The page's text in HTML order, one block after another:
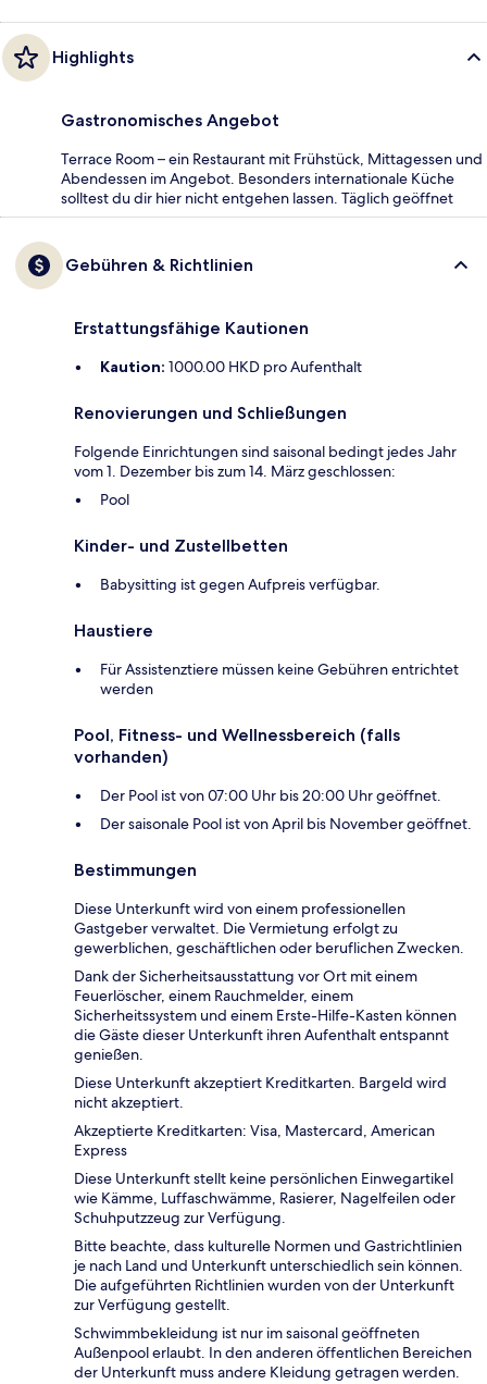
Highlights
Gastronomisches Angebot
Terrace Room – ein Restaurant mit Frühstück, Mittagessen und
Abendessen im Angebot. Besonders internationale Küche
solltest du dir hier nicht entgehen lassen. Täglich geöffnet
Gebühren & Richtlinien
Erstattungsfähige Kautionen
Kaution: 1000.00 HKD pro Aufenthalt
Renovierungen und Schließungen
Folgende Einrichtungen sind saisonal bedingt jedes Jahr
vom 1. Dezember bis zum 14. März geschlossen:
Pool
Kinder- und Zustellbetten
Babysitting ist gegen Aufpreis verfügbar.
Haustiere
Für Assistenztiere müssen keine Gebühren entrichtet
werden
Pool, Fitness- und Wellnessbereich (falls
vorhanden)
Der Pool ist von 07:00 Uhr bis 20:00 Uhr geöffnet.
Der saisonale Pool ist von April bis November geöffnet.
Bestimmungen
Diese Unterkunft wird von einem professionellen
Gastgeber verwaltet. Die Vermietung erfolgt zu
gewerblichen, geschäftlichen oder beruflichen Zwecken.
Dank der Sicherheitsausstattung vor Ort mit einem
Feuerlöscher, einem Rauchmelder, einem
Sicherheitssystem und einem Erste-Hilfe-Kasten können
die Gäste dieser Unterkunft ihren Aufenthalt entspannt
genießen.
Diese Unterkunft akzeptiert Kreditkarten. Bargeld wird
nicht akzeptiert.
Akzeptierte Kreditkarten: Visa, Mastercard, American
Express
Diese Unterkunft stellt keine persönlichen Einwegartikel
wie Kämme, Luffaschwämme, Rasierer, Nagelfeilen oder
Schuhputzzeug zur Verfügung.
Bitte beachte, dass kulturelle Normen und Gastrichtlinien
je nach Land und Unterkunft unterschiedlich sein können.
Die aufgeführten Richtlinien wurden von der Unterkunft
zur Verfügung gestellt.
Schwimmbekleidung ist nur im saisonal geöffneten
Außenpool erlaubt. In den anderen öffentlichen Bereichen
der Unterkunft muss andere Kleidung getragen werden.